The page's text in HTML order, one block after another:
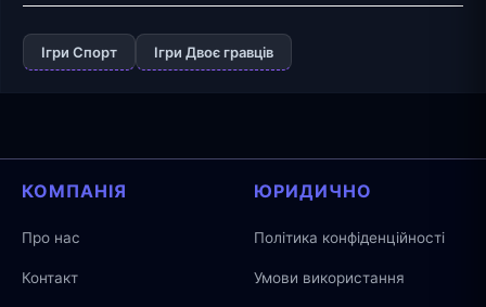
Ігри Спорт Ігри Двоє гравців
КОМПАНІЯ
Про нас
Контакт
ЮРИДИЧНО
Політика конфіденційності
Умови використання